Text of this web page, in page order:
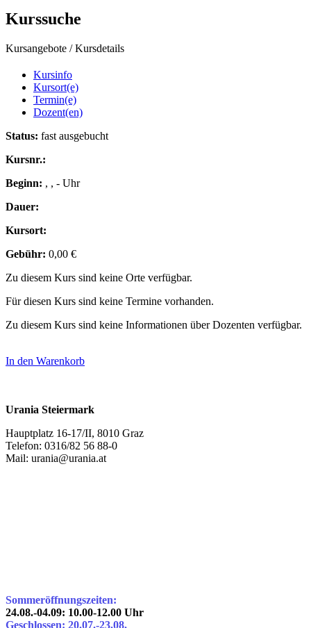
Kurssuche
Kursangebote /Kursdetails
Kursinfo
Kursort(e)
Termin(e)
Dozent(en)
Status: fast ausgebucht
Kursnr.:
Beginn: , , - Uhr
Dauer:
Kursort:
Gebühr: 0,00 €
Zu diesem Kurs sind keine Orte verfügbar.
Für diesen Kurs sind keine Termine vorhanden.
Zu diesem Kurs sind keine Informationen über Dozenten verfügbar.
In den Warenkorb
Urania Steiermark
Hauptplatz 16-17/II, 8010 Graz
Telefon: 0316/82 56 88-0
Mail: urania@urania.at
Sommeröffnungszeiten:
24.08.-04.09: 10.00-12.00 Uhr
Geschlossen: 20.07.-23.08.